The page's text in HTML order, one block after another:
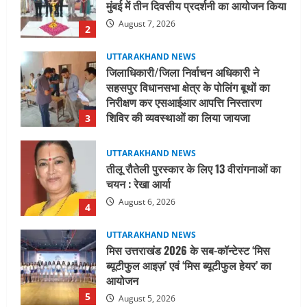
3
निरीक्षण कर एसआईआर आपत्ति निस्तारण
शिविर की व्यवस्थाओं का लिया जायजा
4
UTTARAKHAND NEWS
तीलू रौतेली पुरस्कार के लिए 13 वीरांगनाओं का
चयन : रेखा आर्या
August 6, 2026
5
मिस उत्तराखंड 2026 के सब-कॉन्टेस्ट ‘मिस
ब्यूटीफुल आइज़’ एवं ‘मिस ब्यूटीफुल हेयर’ का
आयोजन
August 5, 2026
1
UTTARAKHAND NEWS
धामी कैबिनेट ने लिए कई महत्वपूर्ण निर्णय, अब
सामान्य वर्ग के पशुपालकों को भी गाय एवं भैंस
खरीद पर मिलेगा अनुदान, मजदूरी संहिता
नियमावली-2026 को मिली मंजूरी